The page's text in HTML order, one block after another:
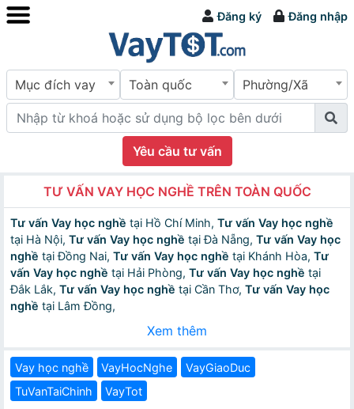
Đăng ký Đăng nhập
Mục đích vay Toàn quốc Phường/Xã
Yêu cầu tư vấn
TƯ VẤN VAY HỌC NGHỀ TRÊN TOÀN QUỐC
Tư vấn Vay học nghề tại Hồ Chí Minh, Tư vấn Vay học nghề
tại Hà Nội, Tư vấn Vay học nghề tại Đà Nẵng, Tư vấn Vay học
nghề tại Đồng Nai, Tư vấn Vay học nghề tại Khánh Hòa, Tư
vấn Vay học nghề tại Hải Phòng, Tư vấn Vay học nghề tại
Đắk Lắk, Tư vấn Vay học nghề tại Cần Thơ, Tư vấn Vay học
nghề tại Lâm Đồng,
Xem thêm
Vay học nghề VayHocNghe
VayGiaoDuc
TuVanTaiChinh
VayTot